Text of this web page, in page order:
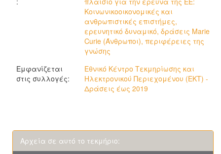
Κοινωνικοοικονομικές και
ανθρωπιστικές επιστήμες,
ερευνητικό δυναμικό, δράσεις Marie
Curie (Άνθρωποι), περιφέρειες της
γνώσης
Εμφανίζεται
στις συλλογές:
Εθνικό Κέντρο Τεκμηρίωσης και
Ηλεκτρονικού Περιεχομένου (ΕΚΤ) -
Δράσεις έως 2019
Αρχεία σε αυτό το τεκμήριο: